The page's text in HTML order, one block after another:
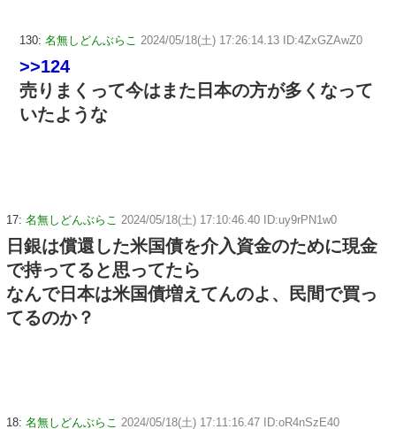
130: 名無しどんぶらこ 2024/05/18(土) 17:26:14.13 ID:4ZxGZAwZ0
>>124
売りまくって今はまた日本の方が多くなって
いたような
17: 名無しどんぶらこ 2024/05/18(土) 17:10:46.40 ID:uy9rPN1w0
日銀は償還した米国債を介入資金のために現金
で持ってると思ってたら
なんで日本は米国債増えてんのよ、民間で買っ
てるのか？
18: 名無しどんぶらこ 2024/05/18(土) 17:11:16.47 ID:oR4nSzE40